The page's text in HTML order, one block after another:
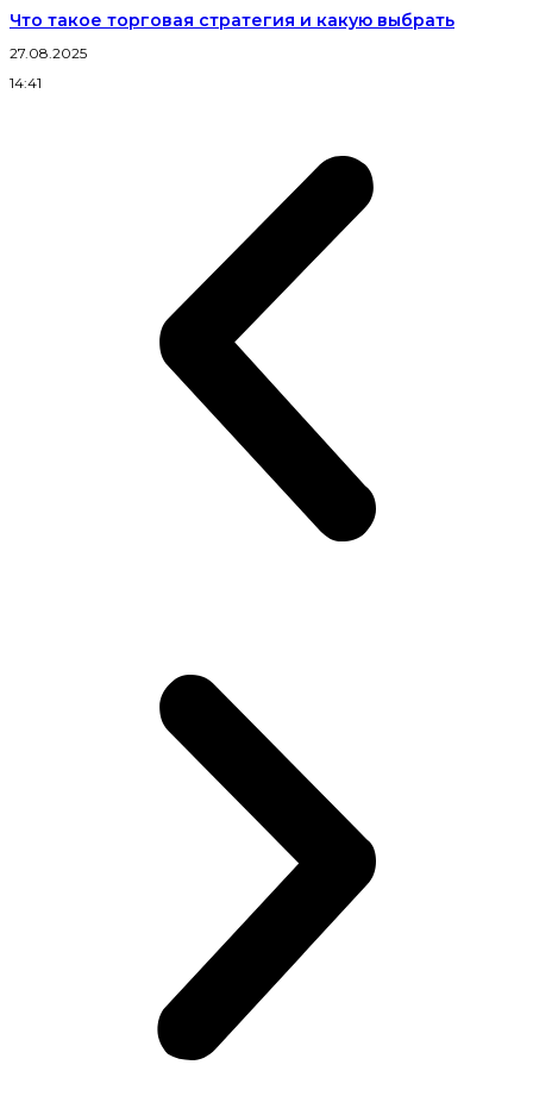
Что такое торговая стратегия и какую выбрать
27.08.2025
14:41